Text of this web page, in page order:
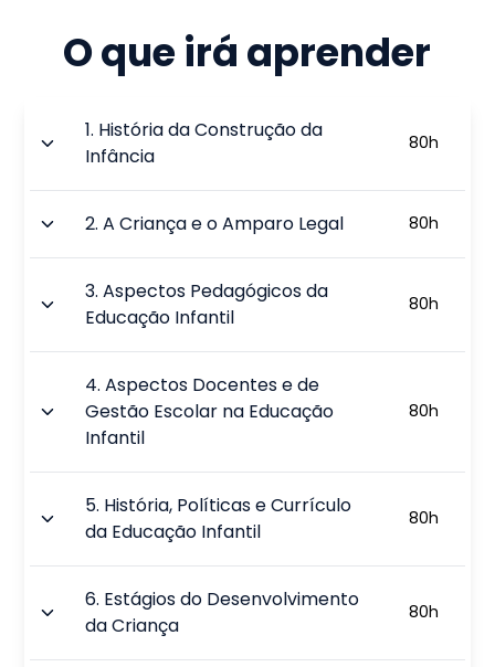
O que irá aprender
1. História da Construção da
Infância
80h
2.A Criança e o Amparo Legal 80h
3.Aspectos Pedagógicos da
Educação Infantil
80h
4.Aspectos Docentes e de
Gestão Escolar na Educação
Infantil
80h
5. História, Políticas e Currículo
da Educação Infantil
80h
6. Estágios do Desenvolvimento
da Criança
80h